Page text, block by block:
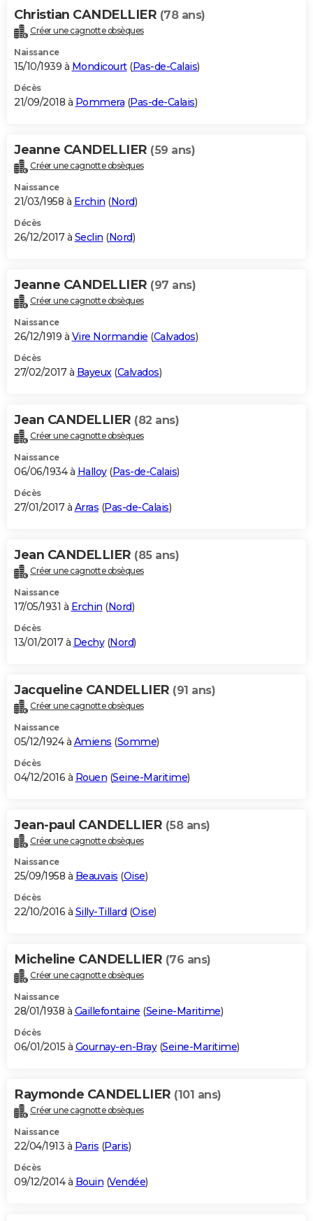
Christian CANDELLIER (78 ans)
Créer une cagnotte obsèques
Naissance
15/10/1939 à Mondicourt(Pas-de-Calais)
Décès
21/09/2018 à Pommera (Pas-de-Calais)
Jeanne CANDELLIER (59 ans)
Créer une cagnotte obsèques
Naissance
21/03/1958 à Erchin (Nord)
Décès
26/12/2017 à Seclin (Nord)
Jeanne CANDELLIER (97 ans)
Créer une cagnotte obsèques
Naissance
26/12/1919 à Vire Normandie (Calvados)
Décès
27/02/2017 à Bayeux(Calvados)
Jean CANDELLIER (82 ans)
Créer une cagnotte obsèques
Naissance
06/06/1934 à Halloy(Pas-de-Calais)
Décès
27/01/2017 à Arras (Pas-de-Calais)
Jean CANDELLIER (85 ans)
Créer une cagnotte obsèques
Naissance
17/05/1931 à Erchin (Nord)
Décès
13/01/2017 à Dechy(Nord)
Jacqueline CANDELLIER (91 ans)
Créer une cagnotte obsèques
Naissance
05/12/1924 à Amiens (Somme)
Décès
04/12/2016 à Rouen (Seine-Maritime)
Jean-paul CANDELLIER (58 ans)
Créer une cagnotte obsèques
Naissance
25/09/1958 à Beauvais (Oise)
Décès
22/10/2016 à Silly-Tillard (Oise)
Micheline CANDELLIER (76 ans)
Créer une cagnotte obsèques
Naissance
28/01/1938 à Gaillefontaine (Seine-Maritime)
Décès
06/01/2015 à Gournay-en-Bray(Seine-Maritime)
Raymonde CANDELLIER (101 ans)
Créer une cagnotte obsèques
Naissance
22/04/1913 à Paris (Paris)
Décès
09/12/2014 à Bouin (Vendée)